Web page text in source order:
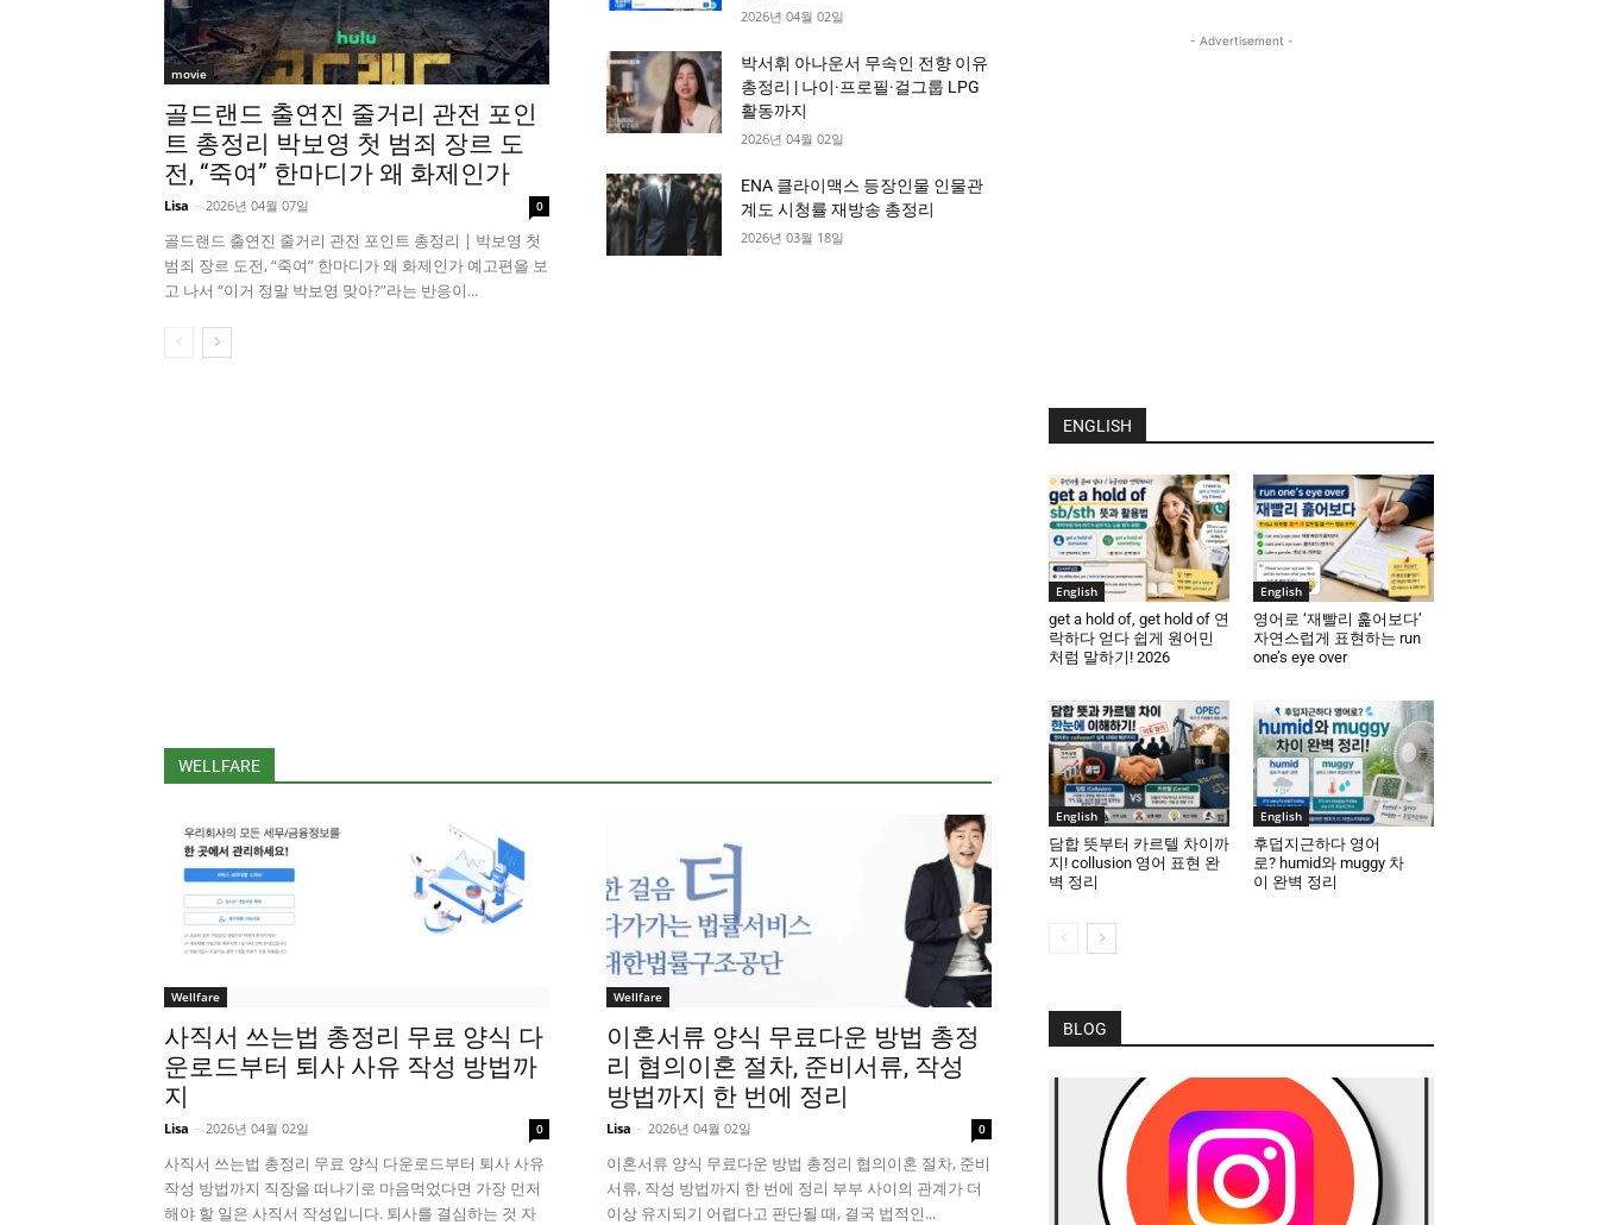
movie
골드랜드 출연진 줄거리 관전 포인
트 총정리 박보영 첫 범죄 장르 도
전, “죽여” 한마디가 왜 화제인가
Lisa - 2026년 04월 07일 0
골드랜드 출연진 줄거리 관전 포인트 총정리 | 박보영 첫
범죄 장르 도전, “죽여” 한마디가 왜 화제인가 예고편을 보
고 나서 “이거 정말 박보영 맞아?”라는 반응이...
2026년 04월 02일
박서휘 아나운서 무속인 전향 이유
총정리 | 나이·프로필·걸그룹 LPG
활동까지
2026년 04월 02일
ENA 클라이맥스 등장인물 인물관
계도 시청률 재방송 총정리
2026년 03월 18일
WELLFARE
Wellfare
사직서 쓰는법 총정리 무료 양식 다
운로드부터 퇴사 사유 작성 방법까
지
Lisa - 2026년 04월 02일 0
사직서 쓰는법 총정리 무료 양식 다운로드부터 퇴사 사유
작성 방법까지 직장을 떠나기로 마음먹었다면 가장 먼저
해야 할 일은 사직서 작성입니다. 퇴사를 결심하는 것 자
Wellfare
이혼서류 양식 무료다운 방법 총정
리 협의이혼 절차, 준비서류, 작성
방법까지 한 번에 정리
Lisa - 2026년 04월 02일 0
이혼서류 양식 무료다운 방법 총정리 협의이혼 절차, 준비
서류, 작성 방법까지 한 번에 정리 부부 사이의 관계가 더
이상 유지되기 어렵다고 판단될 때, 결국 법적인...
- Advertisement -
ENGLISH
English
get a hold of, get hold of 연
락하다 얻다 쉽게 원어민
처럼 말하기! 2026
English
영어로 ‘재빨리 훑어보다’
자연스럽게 표현하는 run
one’s eye over
English
담합 뜻부터 카르텔 차이까
지! collusion 영어 표현 완
벽 정리
English
후덥지근하다 영어
로? humid와 muggy 차
이 완벽 정리
BLOG